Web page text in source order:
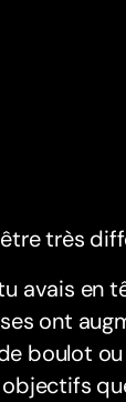
très
avais en
ont
boulot